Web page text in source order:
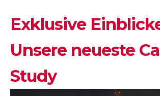
Exklusive
Unsere neueste
Study